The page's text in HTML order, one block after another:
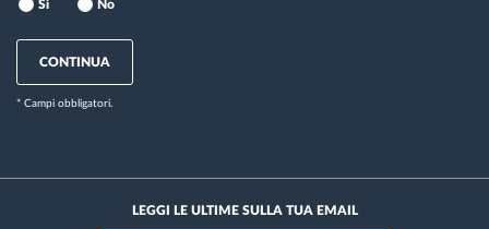
Sì No
CONTINUA
* Campi obbligatori.
LEGGI LE ULTIME SULLA TUA EMAIL